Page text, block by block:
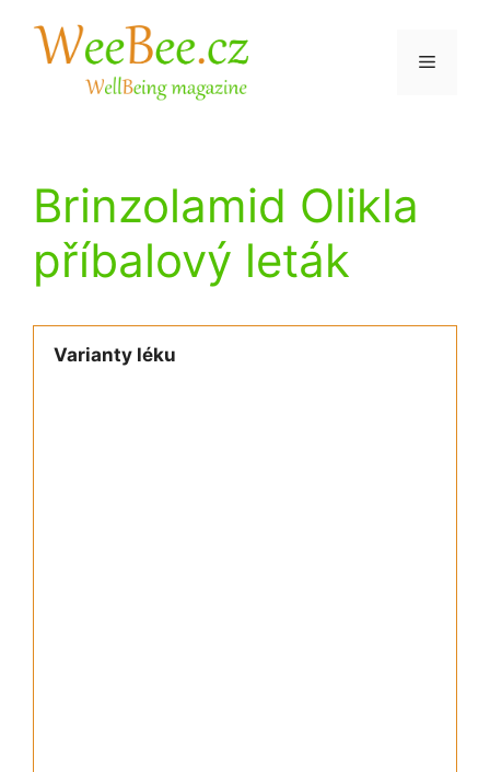
obsah
Menu
Brinzolamid Olikla
příbalový leták
Varianty léku